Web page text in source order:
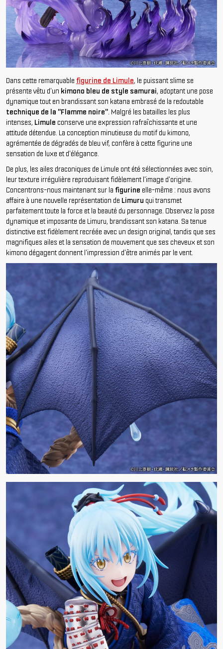
Dans cette remarquable figurine de Limule, le puissant slime se
présente vêtu d'un kimono bleu de style samurai, adoptant une pose
dynamique tout en brandissant son katana embrasé de la redoutable
technique de la "Flamme noire". Malgré les batailles les plus
intenses, Limule conserve une expression rafraîchissante et une
attitude détendue. La conception minutieuse du motif du kimono,
agrémentée de dégradés de bleu vif, confère à cette figurine une
sensation de luxe et d'élégance.
De plus, les ailes draconiques de Limule ont été sélectionnées avec soin,
leur texture irrégulière reproduisant fidèlement l'image d'origine.
Concentrons-nous maintenant sur la figurine elle-même : nous avons
affaire à une nouvelle représentation de Limuru qui transmet
parfaitement toute la force et la beauté du personnage. Observez la pose
dynamique et imposante de Limuru, brandissant son katana. Sa tenue
distinctive est fidèlement recréée avec un design original, tandis que ses
magnifiques ailes et la sensation de mouvement que ses cheveux et son
kimono dégagent donnent l'impression d'être animés par le vent.